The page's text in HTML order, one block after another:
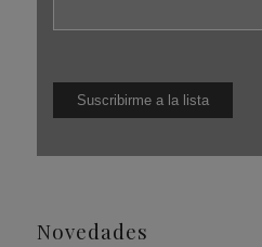
Novedades